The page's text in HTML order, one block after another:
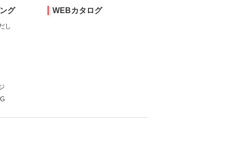
グ
し
WEBカタログ